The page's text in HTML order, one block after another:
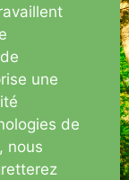
une
de
nous